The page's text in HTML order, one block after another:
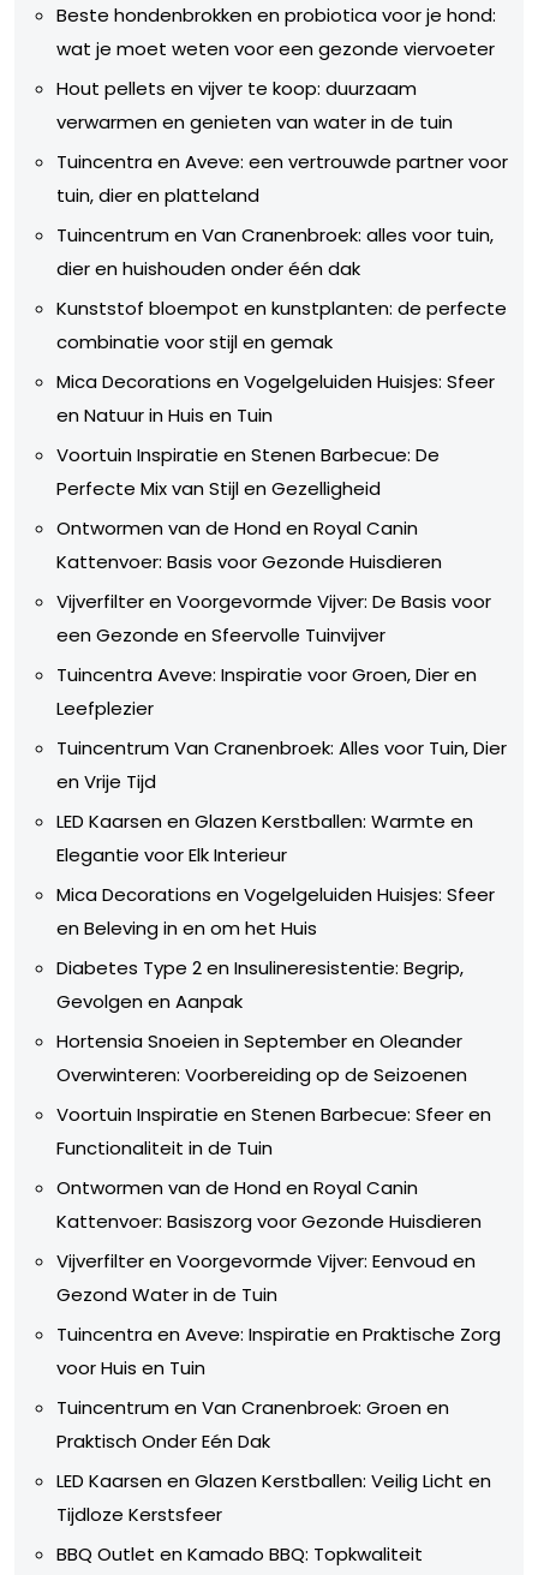
Beste hondenbrokken en probiotica voor je hond:
wat je moet weten voor een gezonde viervoeter
Hout pellets en vijver te koop: duurzaam
verwarmen en genieten van water in de tuin
Tuincentra en Aveve: een vertrouwde partner voor
tuin, dier en platteland
Tuincentrum en Van Cranenbroek: alles voor tuin,
dier en huishouden onder één dak
Kunststof bloempot en kunstplanten: de perfecte
combinatie voor stijl en gemak
Mica Decorations en Vogelgeluiden Huisjes: Sfeer
en Natuur in Huis en Tuin
Voortuin Inspiratie en Stenen Barbecue: De
Perfecte Mix van Stijl en Gezelligheid
Ontwormen van de Hond en Royal Canin
Kattenvoer: Basis voor Gezonde Huisdieren
Vijverfilter en Voorgevormde Vijver: De Basis voor
een Gezonde en Sfeervolle Tuinvijver
Tuincentra Aveve: Inspiratie voor Groen, Dier en
Leefplezier
Tuincentrum Van Cranenbroek: Alles voor Tuin, Dier
en Vrije Tijd
LED Kaarsen en Glazen Kerstballen: Warmte en
Elegantie voor Elk Interieur
Mica Decorations en Vogelgeluiden Huisjes: Sfeer
en Beleving in en om het Huis
Diabetes Type 2 en Insulineresistentie: Begrip,
Gevolgen en Aanpak
Hortensia Snoeien in September en Oleander
Overwinteren: Voorbereiding op de Seizoenen
Voortuin Inspiratie en Stenen Barbecue: Sfeer en
Functionaliteit in de Tuin
Ontwormen van de Hond en Royal Canin
Kattenvoer: Basiszorg voor Gezonde Huisdieren
Vijverfilter en Voorgevormde Vijver: Eenvoud en
Gezond Water in de Tuin
Tuincentra en Aveve: Inspiratie en Praktische Zorg
voor Huis en Tuin
Tuincentrum en Van Cranenbroek: Groen en
Praktisch Onder Eén Dak
LED Kaarsen en Glazen Kerstballen: Veilig Licht en
Tijdloze Kerstsfeer
BBQ Outlet en Kamado BBQ: Topkwaliteit